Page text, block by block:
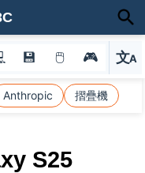
💾 🖱 🎮 文A
選
Anthropic 摺疊機
S25